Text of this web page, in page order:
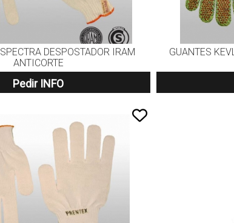
DESPOSTADOR IRAM
ANTICORTE
Pedir INFO
GUANTES